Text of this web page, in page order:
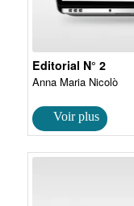
Editorial N° 2
Anna Maria Nicolò